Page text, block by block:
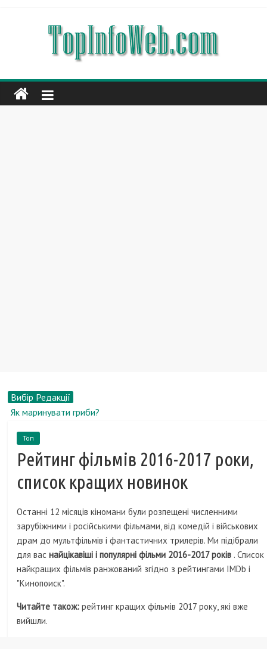
Вибір Редакції
Як маринувати гриби?
Рейтинг кращих онлайн ігор
Де придбати транспорт для активного відпочинку
Найвідоміші пісні в світі
Топ
Рейтинг фільмів 2016-2017 роки,
список кращих новинок
Останні 12 місяців кіномани були розпещені численними
зарубіжними і російськими фільмами, від комедій і військових
драм до мультфільмів і фантастичних трилерів. Ми підібрали
для васнайцікавіші і популярні фільми 2016-2017 років . Список
найкращих фільмів ранжований згідно з рейтингами IMDb і
"Кинопоиск".
Читайте також:рейтинг кращих фільмів 2017 року, які вже
вийшли.